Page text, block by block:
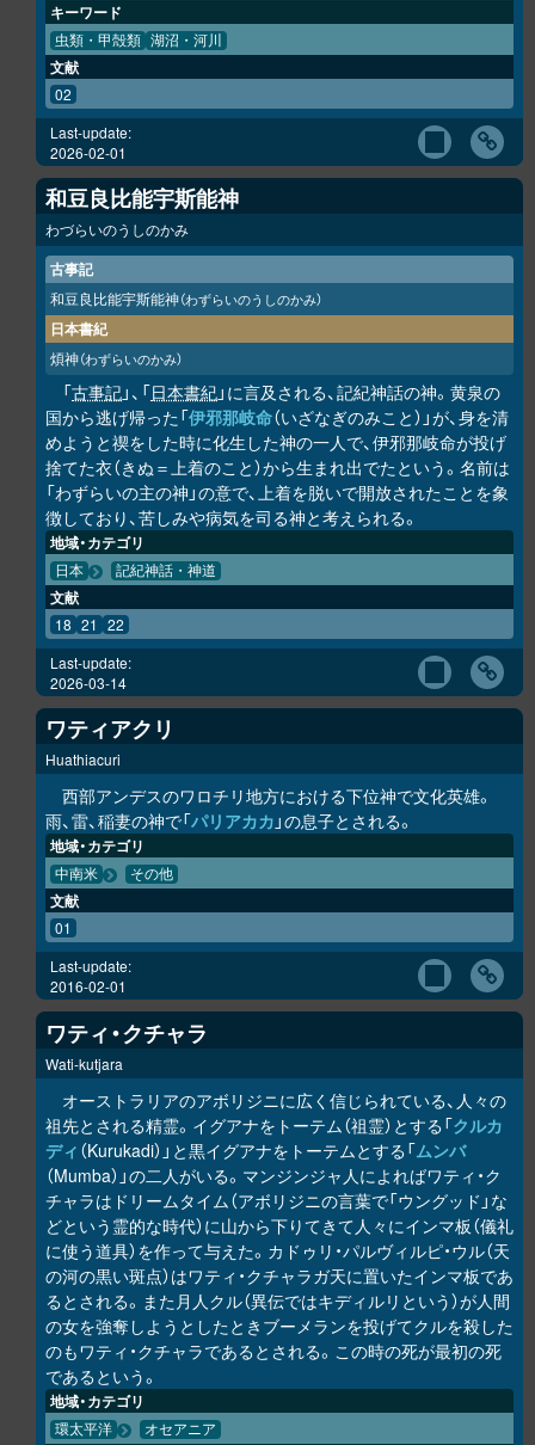
キーワード
虫類・甲殻類 湖沼・河川
文献
02
Last-update:
2026-02-01
和豆良比能宇斯能神
わづらいのうしのかみ
古事記
和豆良比能宇斯能神（わずらいのうしのかみ）
日本書紀
煩神（わずらいのかみ）
「古事記」、「日本書紀」に言及される、記紀神話の神。黄泉の
国から逃げ帰った「伊邪那岐命（いざなぎのみこと）」が、身を清
めようと禊をした時に化生した神の一人で、伊邪那岐命が投げ
捨てた衣（きぬ＝上着のこと）から生まれ出でたという。名前は
「わずらいの主の神」の意で、上着を脱いで開放されたことを象
徴しており、苦しみや病気を司る神と考えられる。
地域・カテゴリ
日本 記紀神話・神道
文献
18 21 22
Last-update:
2026-03-14
ワティアクリ
Huathiacuri
西部アンデスのワロチリ地方における下位神で文化英雄。
雨、雷、稲妻の神で「パリアカカ 」の息子とされる。
地域・カテゴリ
中南米 その他
文献
01
Last-update:
2016-02-01
ワティ・クチャラ
Wati-kutjara
オーストラリアのアボリジニに広く信じられている、人々の
祖先とされる精霊。イグアナをトーテム（祖霊）とする「クルカ
ディ （Kurukadi）」と黒イグアナをトーテムとする「ムンバ
（Mumba）」の二人がいる。マンジンジャ人によればワティ・ク
チャラはドリームタイム（アボリジニの言葉で「ウングッド」な
どという霊的な時代）に山から下りてきて人々にインマ板（儀礼
に使う道具）を作って与えた。カドゥリ・パルヴィルピ・ウル（天
の河の黒い斑点）はワティ・クチャラガ天に置いたインマ板であ
るとされる。また月人クル（異伝ではキディルリという）が人間
の女を強奪しようとしたときブーメランを投げてクルを殺した
のもワティ・クチャラであるとされる。この時の死が最初の死
であるという。
地域・カテゴリ
環太平洋 オセアニア